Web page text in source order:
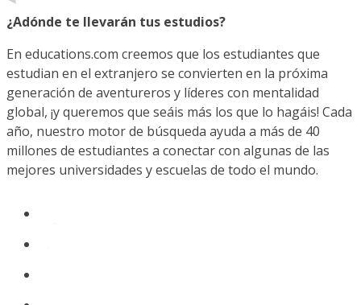
¿Adónde te llevarán tus estudios?
En educations.com creemos que los estudiantes que
estudian en el extranjero se convierten en la próxima
generación de aventureros y líderes con mentalidad
global, ¡y queremos que seáis más los que lo hagáis! Cada
año, nuestro motor de búsqueda ayuda a más de 40
millones de estudiantes a conectar con algunas de las
mejores universidades y escuelas de todo el mundo.